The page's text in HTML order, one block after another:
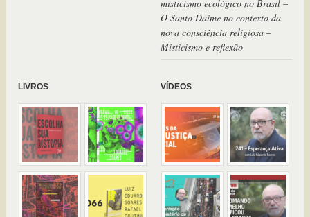
misticismo ecológico no Brasil –
O Santo Daime no contexto da
nova consciência religiosa –
Misticismo e reflexão
LIVROS VÍDEOS